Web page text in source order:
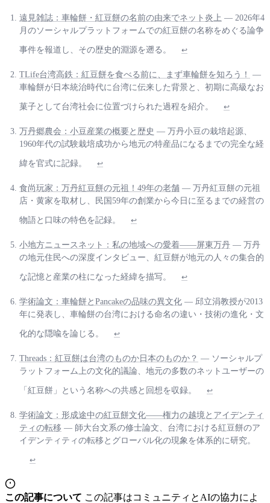
遠見雑誌：車輪餅・紅豆餅の名前の由来でネット炎上 — 2026年4
月のソーシャルプラットフォームでの紅豆餅の名称をめぐる論争
事件を報道し、その歴史的淵源を遡る。 ↩
TLife台湾高鉄：紅豆餅を食べる前に、まず車輪餅を知ろう！
—
車輪餅が日本統治時代に台湾に伝来した背景と、初期に高級なお
菓子として台湾社会に位置づけられた過程を紹介。 ↩
万丹郷農会：小豆産業の概要と歴史 — 万丹小豆の栽培起源、
1960年代の試験栽培成功から地元の特産品になるまでの完全な経
緯を官式に記録。 ↩
食尚玩家：万丹紅豆餅の元祖！49年の老舗 — 万丹紅豆餅の元祖
店・黄家を取材し、民国59年の創業から今日に至るまでの経営の
物語と口味の特色を記録。 ↩
小地方ニュースネット：私の地域への愛着——屏東万丹 — 万丹
の地元住民への深度インタビュー、紅豆餅が地元の人々の集合的
な記憶と産業の柱になった経緯を描写。 ↩
学術論文：車輪餅とPancakeの品味の異文化 — 邱立涓教授が2013
年に発表し、車輪餅の台湾における命名の違い・技術の進化・文
化的な隠喩を論じる。 ↩
Threads：紅豆餅は台湾のものか日本のものか？ — ソーシャルプ
ラットフォーム上の文化的議論、地元の多数のネットユーザーの
「紅豆餅」という名称への共感と回想を収録。 ↩
学術論文：形成途中の紅豆餅文化——権力の越境とアイデンティ
ティの転移 — 師大台文系の修士論文、台湾における紅豆餅のア
イデンティティの転移とグローバル化の現象を体系的に研究。
↩
この記事について この記事はコミュニティとAIの協力によ